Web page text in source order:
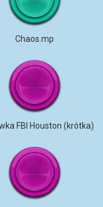
Chaos.mp
FBI Houston (krótka)